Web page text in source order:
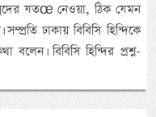
যতœ নেওয়া, ঠিক যেমন
ঢাকায় বিবিসি হিন্দিকে
বিবিসি হিন্দির প্রশ্ন-